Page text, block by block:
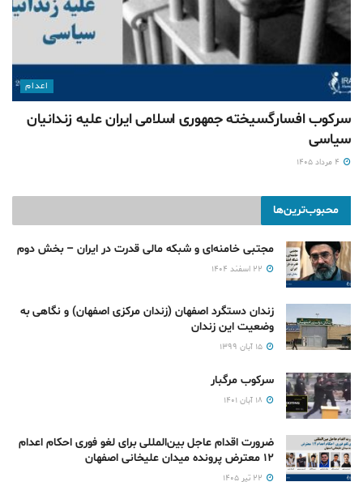
اعدام
سرکوب افسارگسیخته جمهوری اسلامی ایران علیه زندانیان
سیاسی
محبوب‌ترین‌ها
مجتبی خامنه‌ای و شبکه مالی قدرت در ایران – بخش دوم
زندان دستگرد اصفهان (زندان مرکزی اصفهان) و نگاهی به
وضعیت این زندان
سرکوب مرگبار
ضرورت اقدام عاجل بین‌المللی برای لغو فوری احکام اعدام
۱۲ معترض پرونده میدان علیخانی اصفهان